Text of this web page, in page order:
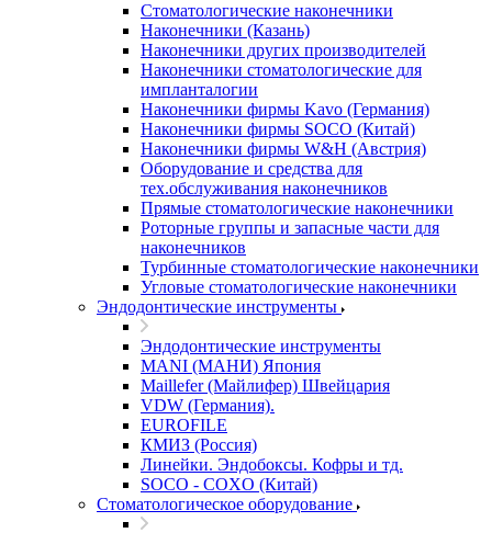
Стоматологические наконечники
Наконечники (Казань)
Наконечники других производителей
Наконечники стоматологические для
импланталогии
Наконечники фирмы Kavo (Германия)
Наконечники фирмы SOCO (Китай)
Наконечники фирмы W&H (Австрия)
Оборудование и средства для
тех.обслуживания наконечников
Прямые стоматологические наконечники
Роторные группы и запасные части для
наконечников
Турбинные стоматологические наконечники
Угловые стоматологические наконечники
Эндодонтические инструменты
Эндодонтические инструменты
MANI (МАНИ) Япония
Maillefer (Майлифер) Швейцария
VDW (Германия).
EUROFILE
КМИЗ (Россия)
Линейки. Эндобоксы. Кофры и тд.
SOCO - COXO (Китай)
Стоматологическое оборудование